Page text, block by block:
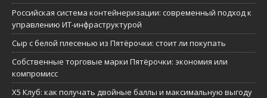
Российская система контейнеризации: современный подход к
управлению ИТ-инфраструктурой
Сыр с белой плесенью из Пятёрочки: стоит ли покупать
Собственные торговые марки Пятёрочки: экономия или
компромисс
X5 Клуб: как получать двойные баллы и максимальную выгоду